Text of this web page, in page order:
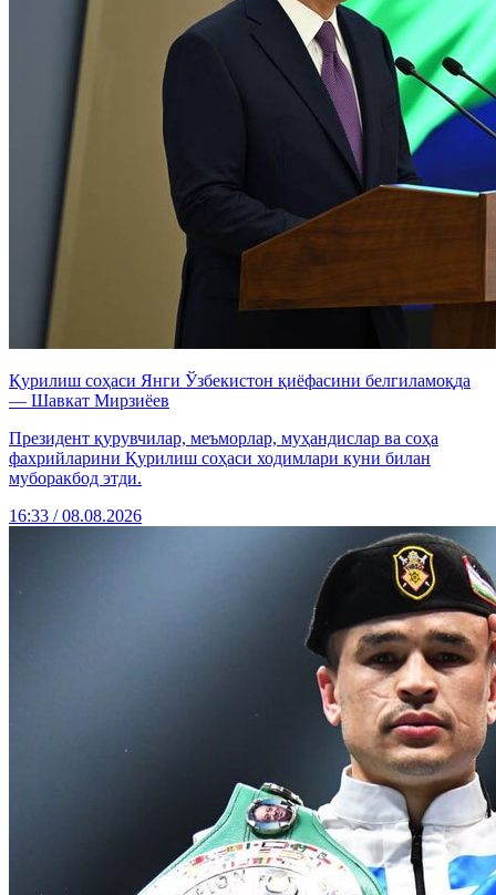
Қурилиш соҳаси Янги Ўзбекистон қиёфасини белгиламоқда
— Шавкат Мирзиёев
Президент қурувчилар, меъморлар, муҳандислар ва соҳа
фахрийларини Қурилиш соҳаси ходимлари куни билан
муборакбод этди.
16:33 / 08.08.2026